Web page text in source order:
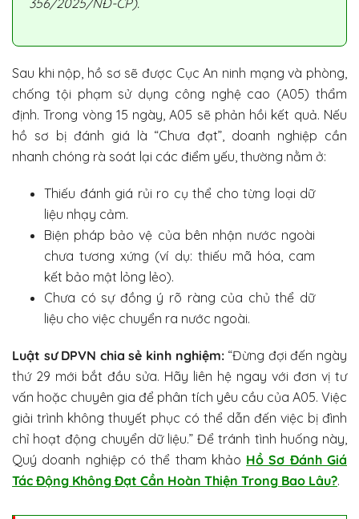
356/2025/NĐ-CP).
Sau khi nộp, hồ sơ sẽ được Cục An ninh mạng và phòng,
chống tội phạm sử dụng công nghệ cao (A05) thẩm
định. Trong vòng 15 ngày, A05 sẽ phản hồi kết quả. Nếu
hồ sơ bị đánh giá là “Chưa đạt”, doanh nghiệp cần
nhanh chóng rà soát lại các điểm yếu, thường nằm ở:
Thiếu đánh giá rủi ro cụ thể cho từng loại dữ
liệu nhạy cảm.
Biện pháp bảo vệ của bên nhận nước ngoài
chưa tương xứng (ví dụ: thiếu mã hóa, cam
kết bảo mật lỏng lẻo).
Chưa có sự đồng ý rõ ràng của chủ thể dữ
liệu cho việc chuyển ra nước ngoài.
Luật sư DPVN chia sẻ kinh nghiệm:“Đừng đợi đến ngày
thứ 29 mới bắt đầu sửa. Hãy liên hệ ngay với đơn vị tư
vấn hoặc chuyên gia để phân tích yêu cầu của A05. Việc
giải trình không thuyết phục có thể dẫn đến việc bị đình
chỉ hoạt động chuyển dữ liệu.” Để tránh tình huống này,
Quý doanh nghiệp có thể tham khảo Hồ Sơ Đánh Giá
Tác Động Không Đạt Cần Hoàn Thiện Trong Bao Lâu?.